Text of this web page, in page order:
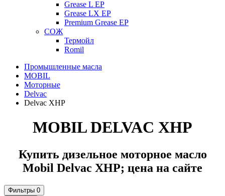
Grease L EP
Grease LX EP
Premium Grease EP
СОЖ
Термойл
Romil
Промышленные масла
MOBIL
Моторные
Delvac
Delvac XHP
MOBIL DELVAC XHP
Купить дизельное моторное масло
Mobil Delvac XHP; цена на сайте
Фильтры 0